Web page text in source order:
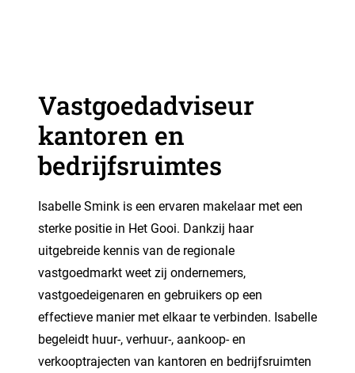
Vastgoedadviseur
kantoren en
bedrijfsruimtes
Isabelle Smink is een ervaren makelaar met een
sterke positie in Het Gooi. Dankzij haar
uitgebreide kennis van de regionale
vastgoedmarkt weet zij ondernemers,
vastgoedeigenaren en gebruikers op een
effectieve manier met elkaar te verbinden. Isabelle
begeleidt huur-, verhuur-, aankoop- en
verkooptrajecten van kantoren en bedrijfsruimten